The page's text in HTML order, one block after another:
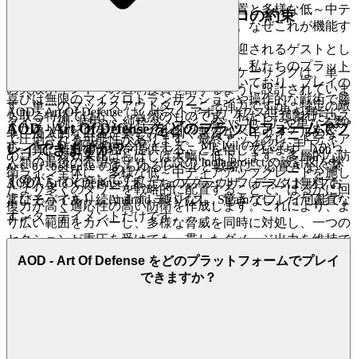
タワーよりも、戦略的な
タワー配置と多様な低～中テ
ィアアップグレードを優先することです。なぜこれが機能す
ゲームのスコアリングエンジンと敵のスケーリングは、単一
の失敗ポイントへの過剰投資を罰するように設計されていま
す。単一のマックスアウトタワーこそ強力ですが、特定の敵
タイプ（例: 装甲 vs. 純粋ダメージ、空 vs. 地上）や単なる数
で圧倒される可能性があります。最終アップグレードティア
のコスト対効果比はしばしば大幅に低下します。多層的な防
衛ライン全体に、多様な低～中ティアアップグレードを施し
たより多くのタワーを戦略的に配置することで、はるかに回
復力が高く適応性の高い防衛を作成します。これにより、よ
り広い範囲をカバーし、多様な脅威を同時に対処し、一つの
セクションが重圧を受けても一貫したダメージ出力を維持で
きます。冗長性を生み出し、クリスタル収入を複数のキルゾ
ーンから絶えず流すことを保証し、単一の高価なボトルネッ
2. 正直な楽しさ：プレッシャーゼロの約束
容赦ないマネタイズの標的ではなく、歓迎されるゲストとし
て扱われる空間を想像してみてください。私たちのプラット
フォームはホスピタリティの原則に基づいており、プレイの
喜びは無限のマイクロトランザクションや操作的な戦術で勝
ち取る特権ではなく、当然のものです。私たちは隠れたコス
ト、侵入的な広告、楽しみを削ぐ悪質なペイウォールのな
い、真に無料の体験を提供することを信じています。AOD -
Art Of Defenseのあらゆるレベルと戦略に、心置きなく深
く没入してください。私たちのプラットフォームは無料で、
常にそうであり続けます。縛りなし、驚きなし、ただ正直な
エンターテイメントだけです。
3. 自信を持ってプレイ：公正で安全なフィールド
へのコミットメント
AOD - Art Of Defense は、ポストアポカリプス世界を舞台に
したスリリングなカジュアルタワーディフェンスゲームで
す。A.O.D. 部隊の司令官として、Mr. Ivil の残忍な手下から
人類の最後の希望を守り、伝説の Inola Project の設計図を探
すのがミッションです。
AOD - Art Of Defense をどのプラットフォームでプ
レイできますか？
AOD - Art Of Defense は、ウェブブラウザ（デスクトップお
よびモバイル）、Android デバイス、Steam でプレイ可能で
す。
AOD - Art Of Defense をどのプラットフォームでプレイ
できますか？